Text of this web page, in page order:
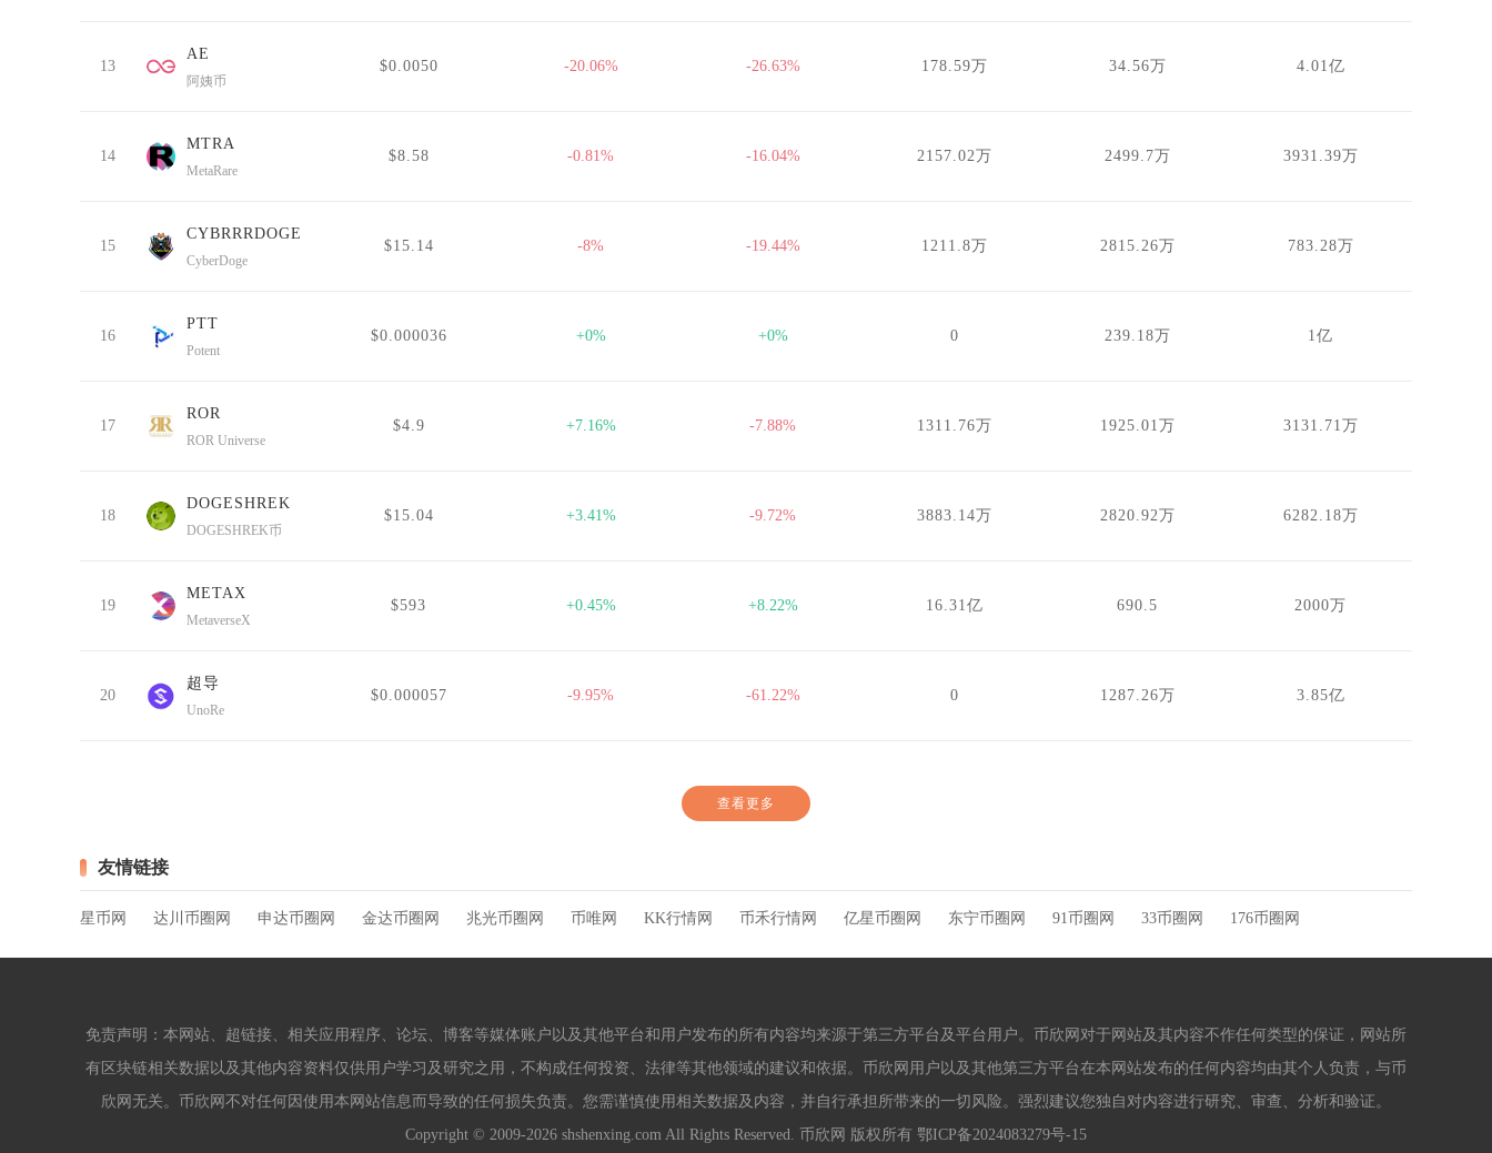
13
AE
阿姨币
$0.0050 -20.06% -26.63% 178.59万 34.56万 4.01亿
14
MTRA
MetaRare
$8.58 -0.81% -16.04% 2157.02万 2499.7万 3931.39万
15
CYBRRRDOGE
CyberDoge
$15.14 -8% -19.44% 1211.8万 2815.26万 783.28万
16
PTT
Potent
$0.000036 +0% +0% 0 239.18万 1亿
17
ROR
ROR Universe
$4.9 +7.16% -7.88% 1311.76万 1925.01万 3131.71万
18
DOGESHREK
DOGESHREK币
$15.04 +3.41% -9.72% 3883.14万 2820.92万 6282.18万
19
METAX
MetaverseX
$593 +0.45% +8.22% 16.31亿 690.5 2000万
20
超导
UnoRe
$0.000057 -9.95% -61.22% 0 1287.26万 3.85亿
查看更多
友情链接
星币网 达川币圈网 申达币圈网 金达币圈网 兆光币圈网 币唯网 KK行情网 币禾行情网 亿星币圈网 东宁币圈网 91币圈网 33币圈网 176币圈网
免责声明：本网站、超链接、相关应用程序、论坛、博客等媒体账户以及其他平台和用户发布的所有内容均来源于第三方平台及平台用户。币欣网对于网站及其内容不作任何类型的保证，网站所
有区块链相关数据以及其他内容资料仅供用户学习及研究之用，不构成任何投资、法律等其他领域的建议和依据。币欣网用户以及其他第三方平台在本网站发布的任何内容均由其个人负责，与币
欣网无关。币欣网不对任何因使用本网站信息而导致的任何损失负责。您需谨慎使用相关数据及内容，并自行承担所带来的一切风险。强烈建议您独自对内容进行研究、审查、分析和验证。
Copyright © 2009-2026 shshenxing.com All Rights Reserved. 币欣网 版权所有 鄂ICP备2024083279号-15